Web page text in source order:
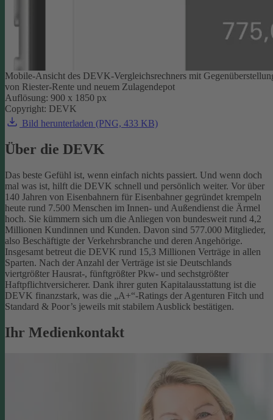
Mobile-Ansicht des DEVK-Vergleichsrechners mit
von Riester-Rente und neuem Zulagendepot
Auflösung: 900 x 1850 px
Copyright: DEVK
Bild herunterladen (PNG, 433 KB)
Über die DEVK
Das beste Gefühl ist, wenn einfach nichts passiert. Und wenn doch
mal was ist, hilft die DEVK schnell und persönlich weiter. Vor über
140 Jahren von Eisenbahnern für Eisenbahner gegründet krempeln
heute rund 7.500 Menschen im Innen- und Außendienst die Ärmel
hoch. Sie kümmern sich um die Anliegen von bundesweit rund 4,2
Millionen Kundinnen und Kunden. Davon sind 577.000 Mitglieder,
also Beschäftigte der Verkehrsbranche und deren Angehörige.
Insgesamt betreut die DEVK rund 15,3 Millionen Verträge in allen
Sparten. Nach der Anzahl der Verträge ist sie Deutschlands
viertgrößter Hausrat-, fünftgrößter Pkw- und sechstgrößter
Haftpflichtversicherer. Dank ihrer guten Kapitalausstattung ist die
DEVK finanzstark, was die „A+“-Ratings der Agenturen Fitch und
Standard & Poor’s jeweils mit stabilem Ausblick bestätigen.
Ihr Medienkontakt